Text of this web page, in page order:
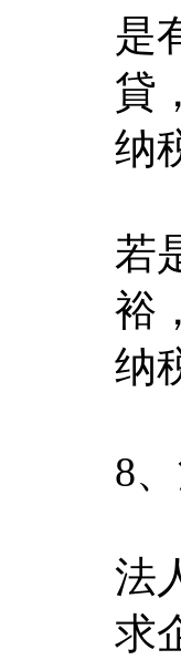
是
貸
纳
若
裕
纳
8
法
求